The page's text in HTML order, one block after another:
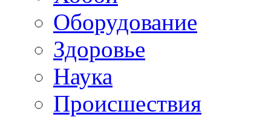
Oборудование
Здоровье
Наука
Происшествия